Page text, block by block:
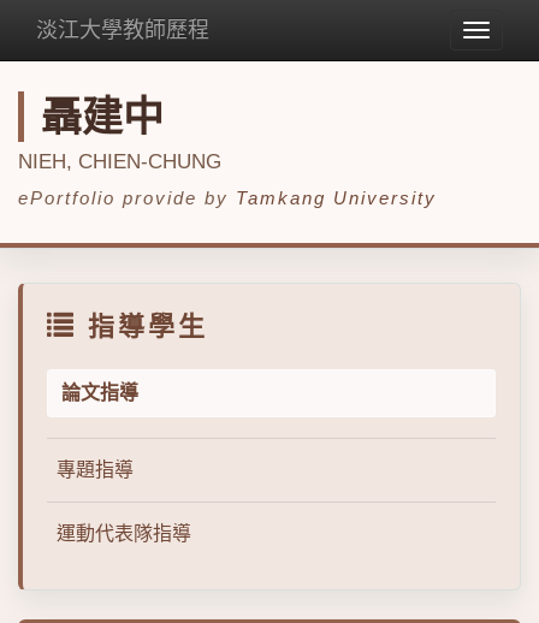
Toggle
淡江大學教師歷程
聶建中
NIEH, CHIEN-CHUNG
ePortfolio provide by Tamkang University
指導學生
論文指導
專題指導
運動代表隊指導